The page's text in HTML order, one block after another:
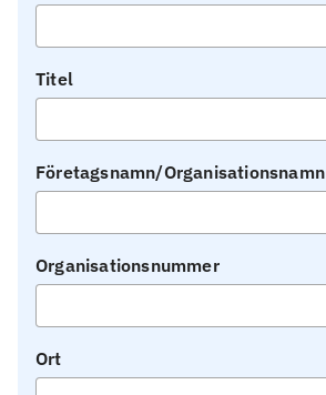
Titel
Företagsnamn/Organisationsnamn
Organisationsnummer
Ort